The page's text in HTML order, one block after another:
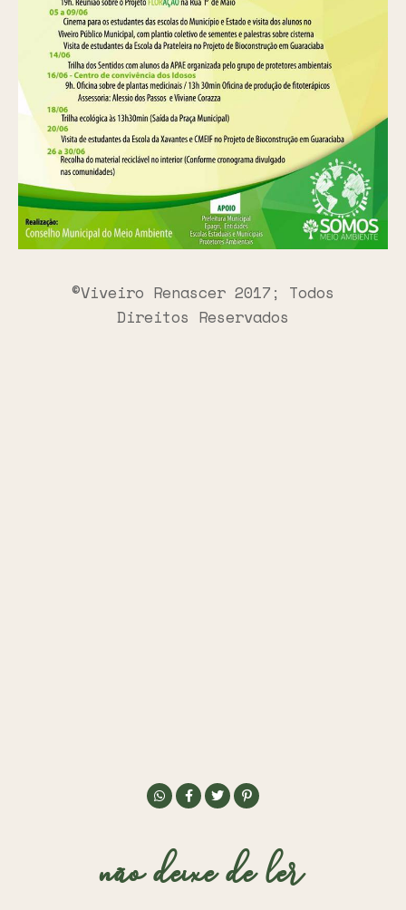
©Viveiro Renascer 2017; Todos
Direitos Reservados
não deixe de ler